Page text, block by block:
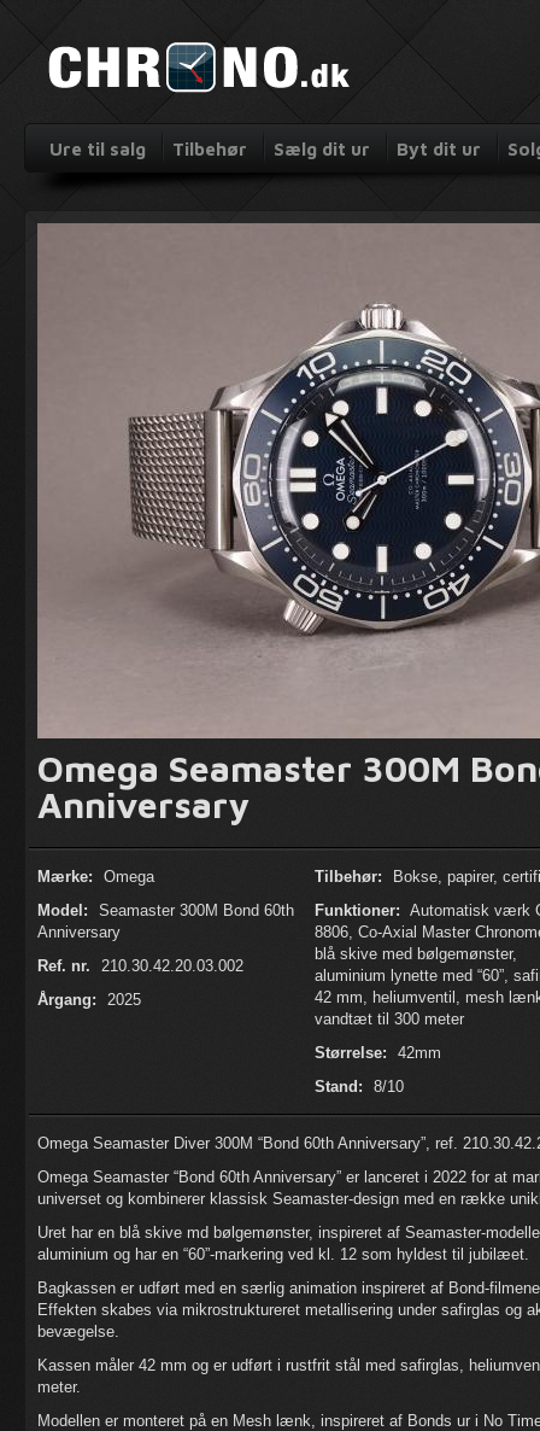
Ure til salg Tilbehør Sælg dit ur Byt dit ur
Omega Seamaster 300M
Anniversary
Mærke:
Omega
Model:
Seamaster 300M Bond 60th
Anniversary
Ref. nr.
210.30.42.20.03.002
Årgang:
2025
Tilbehør:
Bokse, papirer,
Funktioner: Automatisk værk
8806, Co-Axial Master
blå skive med bølgemønster,
aluminium lynette med “60”,
42 mm, heliumventil, mesh
vandtæt til 300 meter
Størrelse:
42mm
Stand:
8/10
Omega Seamaster Diver 300M “Bond 60th Anniversary”, ref.
Omega Seamaster “Bond 60th Anniversary” er lanceret i 2022 for at
universet og kombinerer klassisk Seamaster-design med en række
Uret har en blå skive md bølgemønster, inspireret af Seamaster-
aluminium og har en “60”-markering ved kl. 12 som hyldest til jubilæet.
Bagkassen er udført med en særlig animation inspireret af Bond-
Effekten skabes via mikrostruktureret metallisering under safirglas og
bevægelse.
Kassen måler 42 mm og er udført i rustfrit stål med safirglas,
meter.
Modellen er monteret på en Mesh lænk, inspireret af Bonds ur i No